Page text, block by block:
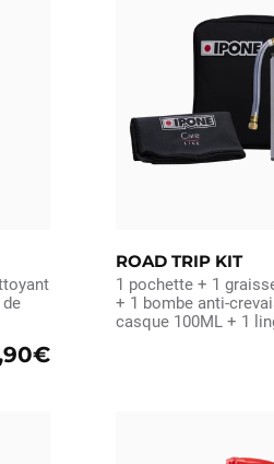
ROAD TRIP KIT
1 pochette + 1
+ 1 bombe anti-
casque 100ML + 1